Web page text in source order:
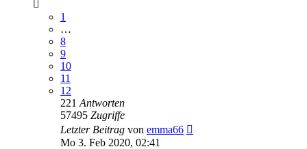
1
…
8
9
10
11
12
221 Antworten
57495 Zugriffe
Letzter Beitrag von emma66
Mo 3. Feb 2020, 02:41